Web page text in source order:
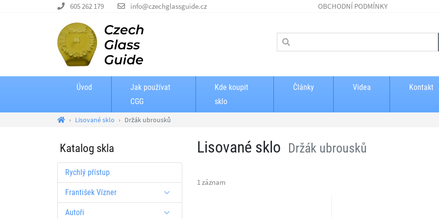
605 262 179 info@czechglassguide.cz OBCHODNÍ PODMÍNKY
Úvod
Jak používat
CGG
Kde koupit
sklo
Články Videa Kontakt
Lisované sklo Držák ubrousků
Katalog skla
Rychlý přístup
František Vízner
Autoři
Lisované sklo Držák ubrousků
1 záznam